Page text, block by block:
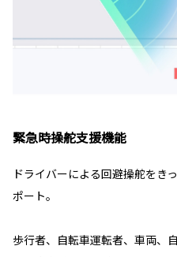
緊急時操舵支援機能
ドライバーによる回避操舵をき
ポート。
歩行者、自転車運転者、車両、